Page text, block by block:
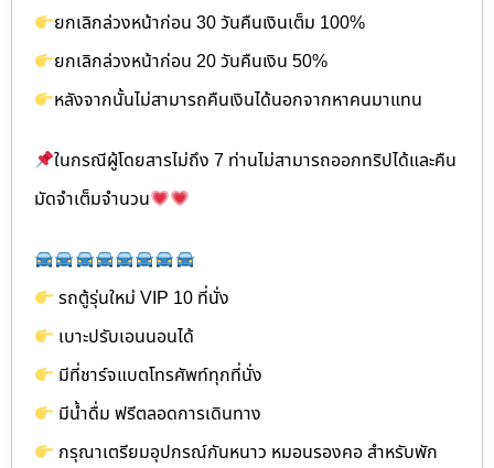
ยกเลิกล่วงหน้าก่อน 30 วันคืนเงินเต็ม 100%
ยกเลิกล่วงหน้าก่อน 20 วันคืนเงิน 50%
หลังจากนั้นไม่สามารถคืนเงินได้นอกจากหาคนมาแทน
ในกรณีผู้โดยสารไม่ถึง 7 ท่านไม่สามารถออกทริปได้และคืน
มัดจำเต็มจำนวน
รถตู้รุ่นใหม่ VIP 10 ที่นั่ง
เบาะปรับเอนนอนได้
มีที่ชาร์จแบตโทรศัพท์ทุกที่นั่ง
มีน้ำดื่ม ฟรีตลอดการเดินทาง
กรุณาเตรียมอุปกรณ์กันหนาว หมอนรองคอ สำหรับพัก